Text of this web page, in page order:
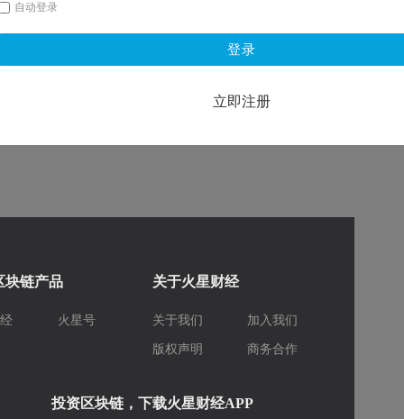
自动登录
登录
立即注册
块链产品
火星号
关于火星财经
关于我们 加入我们
版权声明 商务合作
投资区块链，下载火星财经APP